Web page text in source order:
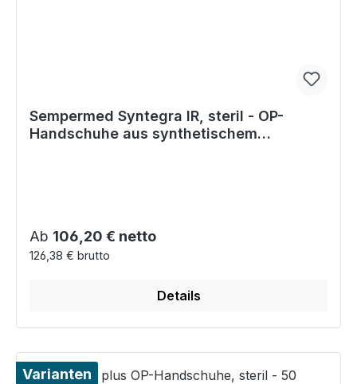
Sempermed Syntegra IR, steril - OP-
Handschuhe aus synthetischem
Regulärer Preis:
Ab 106,20 € netto
126,38 € brutto
Details
Varianten